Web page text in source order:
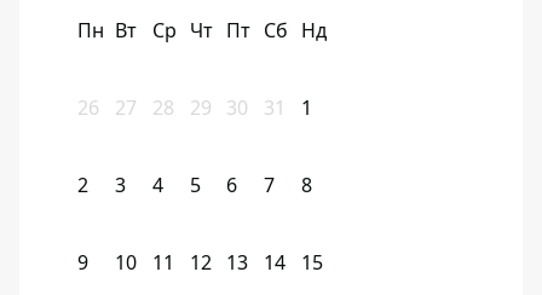
Пн Вт Ср Чт Пт Сб Нд
26 27 28 29 30 31 1
2 3 4 5 6 7 8
9 10 11 12 13 14 15